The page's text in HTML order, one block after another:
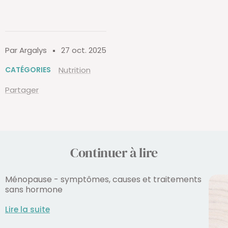
Par Argalys 27 oct. 2025
CATÉGORIES
Nutrition
Partager
Continuer à lire
Ménopause - symptômes, causes et traitements
sans hormone
Lire la suite